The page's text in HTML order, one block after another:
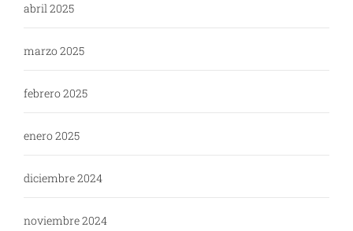
abril 2025
marzo 2025
febrero 2025
enero 2025
diciembre 2024
noviembre 2024